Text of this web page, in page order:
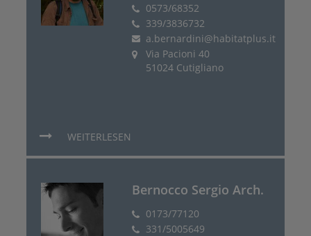
0573/68352
339/3836732
a.bernardini@habitatplus.it
Via Pacioni 40
51024 Cutigliano
WEITERLESEN
Bernocco Sergio Arch.
0173/77120
331/5005649